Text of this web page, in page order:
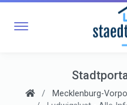
Mecklenburg-